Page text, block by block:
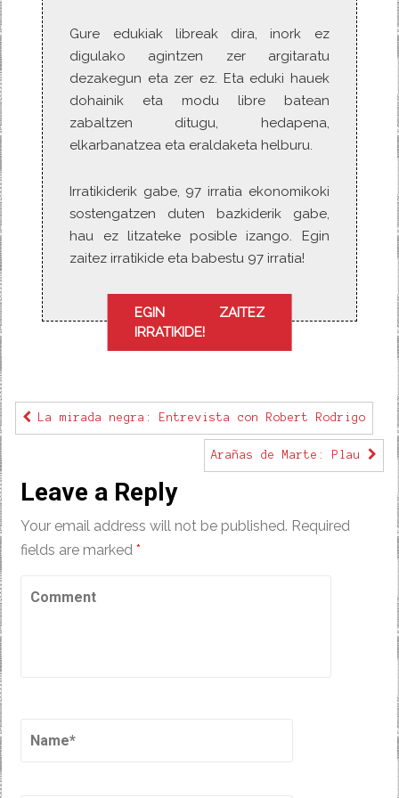
Gure edukiak libreak dira, inork ez
digulako agintzen zer argitaratu
dezakegun eta zer ez. Eta eduki hauek
dohainik eta modu libre batean
zabaltzen ditugu, hedapena,
elkarbanatzea eta eraldaketa helburu.
Irratikiderik gabe, 97 irratia ekonomikoki
sostengatzen duten bazkiderik gabe,
hau ez litzateke posible izango. Egin
zaitez irratikide eta babestu 97 irratia!
EGIN ZAITEZ
IRRATIKIDE!
La mirada negra: Entrevista con Robert Rodrigo
Arañas de Marte: Plau
Leave a Reply
Your email address will not be published. Required
fields are marked*